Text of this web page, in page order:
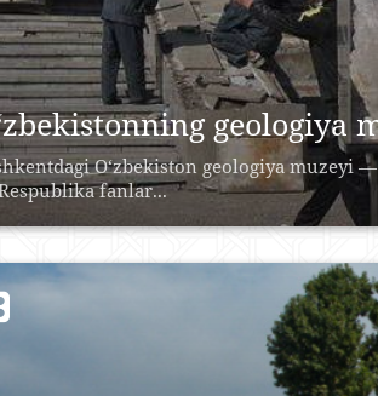
geologiya
O‘zbekiston geologiya muzeyi
fanlar...